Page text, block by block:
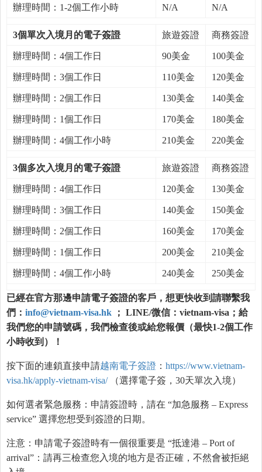
辦理時間：1-2個工作小時 N/A N/A
3個單次入境月的電子簽證 旅遊簽證 商務簽證
辦理時間：4個工作日 90美金 100美金
辦理時間：3個工作日 110美金 120美金
辦理時間：2個工作日 130美金 140美金
辦理時間：1個工作日 170美金 180美金
辦理時間：4個工作小時 210美金 220美金
3個多次入境月的電子簽證 旅遊簽證 商務簽證
辦理時間：4個工作日 120美金 130美金
辦理時間：3個工作日 140美金 150美金
辦理時間：2個工作日 160美金 170美金
辦理時間：1個工作日 200美金 210美金
辦理時間：4個工作小時 240美金 250美金
已經在官方那邊申請電子簽證的客戶，想更快收到請聯繫我
們： info@vietnam-visa.hk ； LINE/微信：vietnam-visa；給
我們您的申請號碼，我們檢查後或給您報價（最快1-2個工作
小時收到）！
按下面的連鎖直接申請越南電子簽證 ： https://www.vietnam-
visa.hk/apply-vietnam-visa/（選擇電子簽，30天單次入境）
如何選者緊急服務：申請簽證時，請在 “加急服務 – Express
service” 選擇您想受到簽證的日期。
注意：申請電子簽證時有一個很重要是 “抵達港 – Port of
arrival”：請再三檢查您入境的地方是否正確，不然會被拒絕